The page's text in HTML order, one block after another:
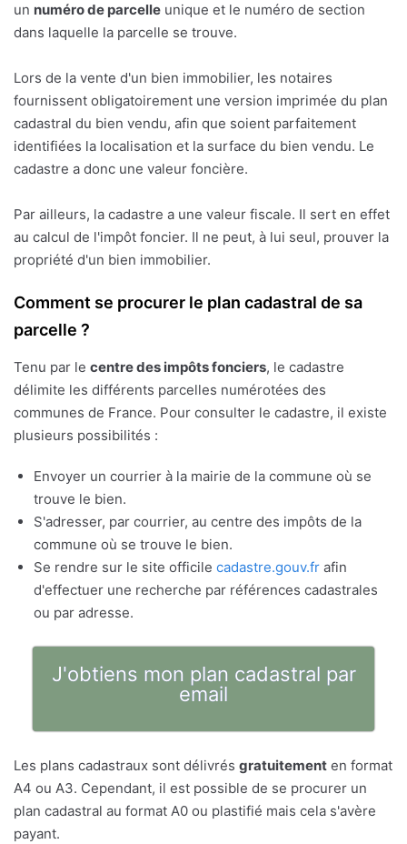
un numéro de parcelle unique et le numéro de section
dans laquelle la parcelle se trouve.
Lors de la vente d'un bien immobilier, les notaires
fournissent obligatoirement une version imprimée du plan
cadastral du bien vendu, afin que soient parfaitement
identifiées la localisation et la surface du bien vendu. Le
cadastre a donc une valeur foncière.
Par ailleurs, la cadastre a une valeur fiscale. Il sert en effet
au calcul de l'impôt foncier. Il ne peut, à lui seul, prouver la
propriété d'un bien immobilier.
Comment se procurer le plan cadastral de sa
parcelle ?
Tenu par le centre des impôts fonciers, le cadastre
délimite les différents parcelles numérotées des
communes de France. Pour consulter le cadastre, il existe
plusieurs possibilités :
Envoyer un courrier à la mairie de la commune où se
trouve le bien.
S'adresser, par courrier, au centre des impôts de la
commune où se trouve le bien.
Se rendre sur le site officile cadastre.gouv.fr afin
d'effectuer une recherche par références cadastrales
ou par adresse.
J'obtiens mon plan cadastral par
email
Les plans cadastraux sont délivrés gratuitement en format
A4 ou A3. Cependant, il est possible de se procurer un
plan cadastral au format A0 ou plastifié mais cela s'avère
payant.